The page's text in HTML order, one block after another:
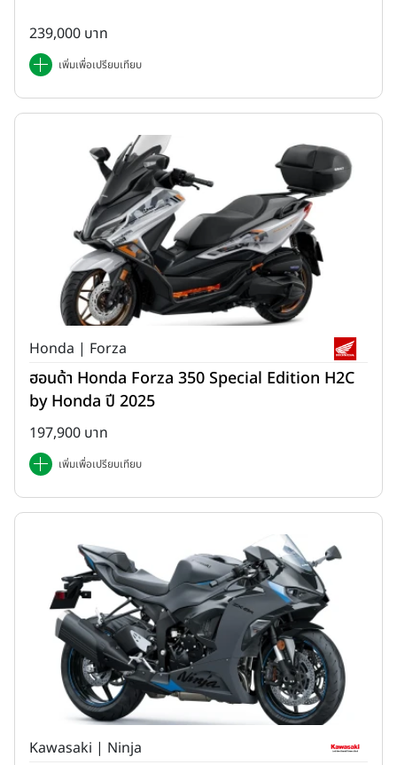
239,000 บาท
เพิ่มเพื่อเปรียบเทียบ
Honda | Forza
ฮอนด้า Honda Forza 350 Special Edition H2C
by Honda ปี 2025
197,900 บาท
เพิ่มเพื่อเปรียบเทียบ
Kawasaki | Ninja